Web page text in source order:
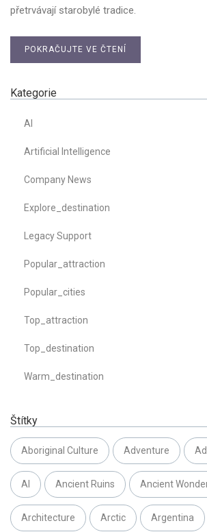
přetrvávají starobylé tradice.
POKRAČUJTE VE ČTENÍ
Kategorie
AI
Artificial Intelligence
Company News
Explore_destination
Legacy Support
Popular_attraction
Popular_cities
Top_attraction
Top_destination
Warm_destination
Štítky
Aboriginal Culture Adventure
AI Ancient Ruins Ancient
Architecture Arctic Argentina